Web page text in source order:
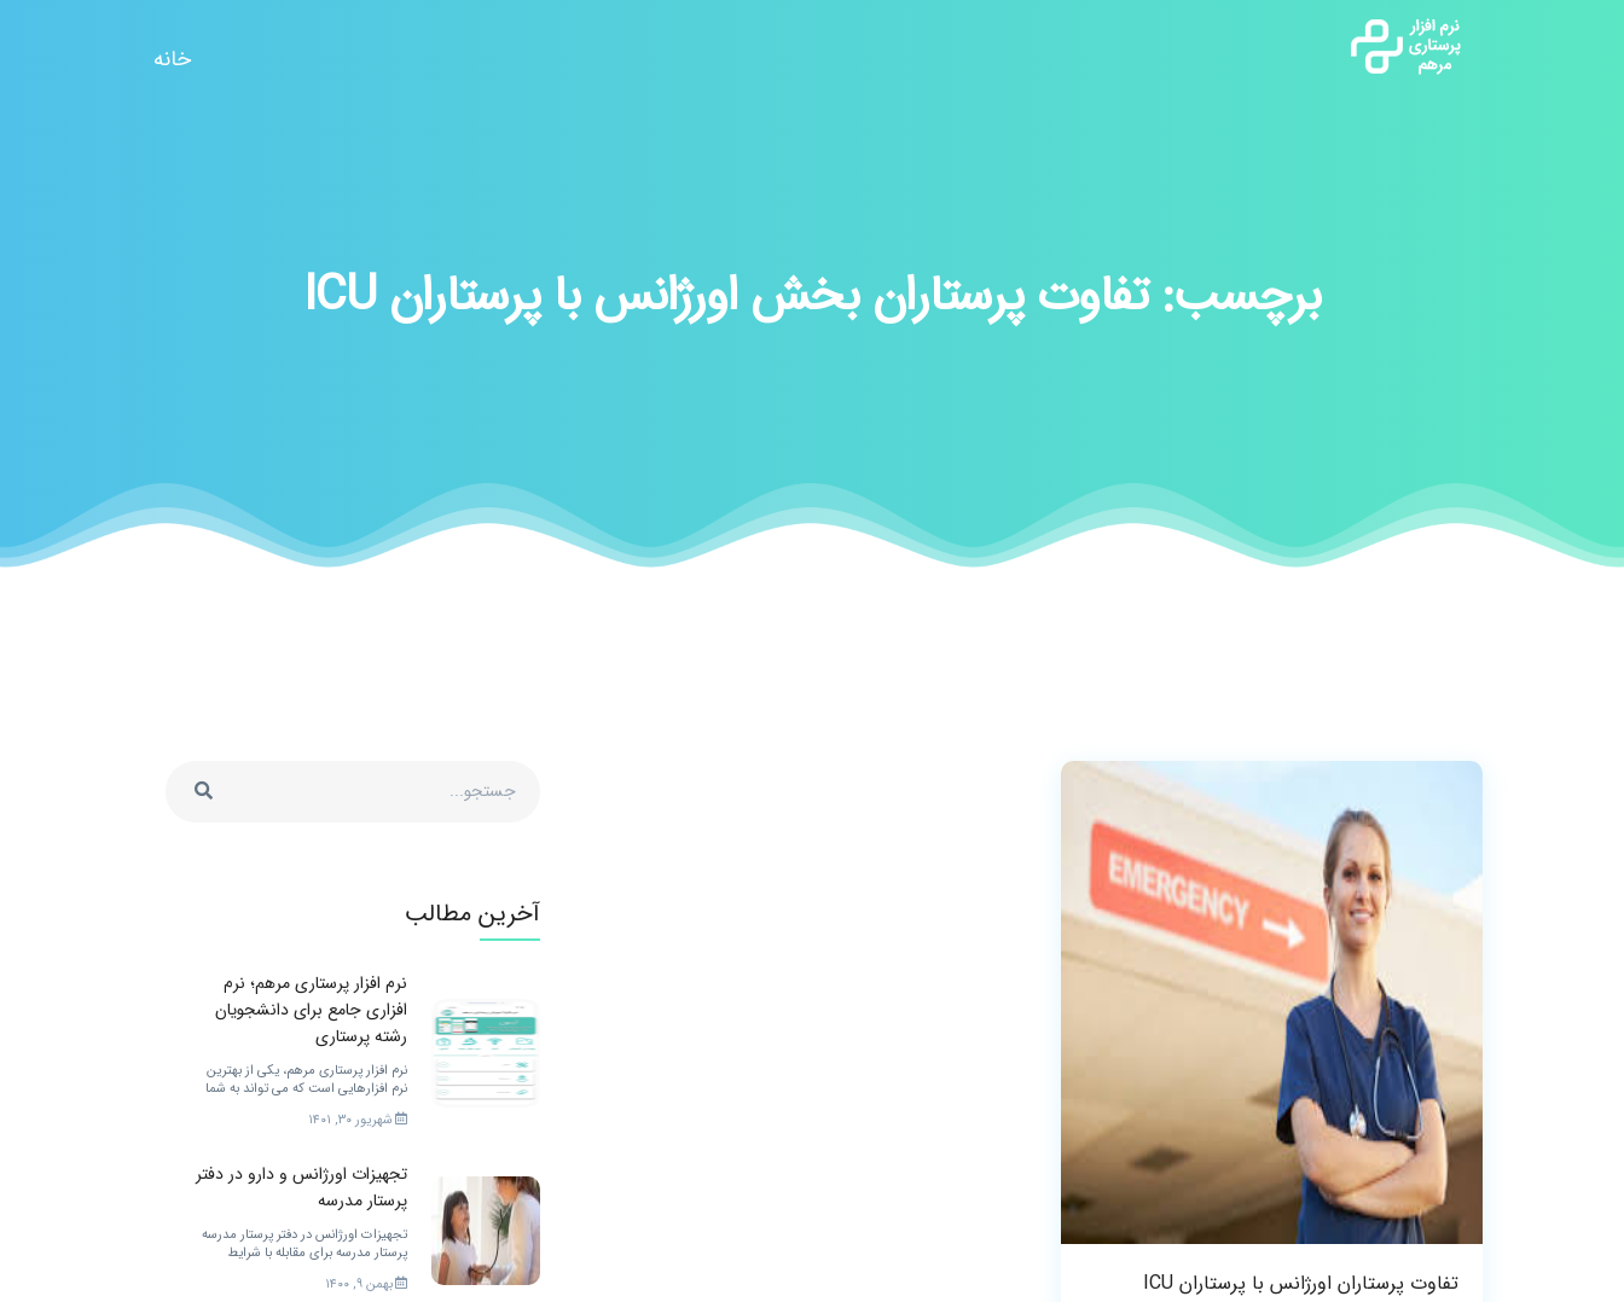
خانه
برچسب:تفاوت پرستاران بخش اورژانس با پرستاران ICU
تفاوت پرستاران اورژانس با پرستاران ICU
آخرین مطالب
نرم افزار پرستاری مرهم؛ نرم
افزاری جامع برای دانشجویان
رشته پرستاری
نرم افزار پرستاری مرهم، یکی از بهترین
نرم افزارهایی است که می تواند به شما
دانشجویان رشته پرستاری خدمات
مختلفی را ارائه کند. برای بهتر شدن.
شهریور ۳۰, ۱۴۰۱
تجهیزات اورژانس و دارو در دفتر
پرستار مدرسه
تجهیزات اورژانس در دفتر پرستار مدرسه
پرستار مدرسه برای مقابله با شرایط
اضطراری در مدرسه به تجهیزات زیادی
احتیاج دارد. […]
بهمن ۹, ۱۴۰۰